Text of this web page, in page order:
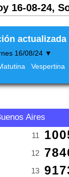
16-08-24,
16/08/24 ▼
Vespertina
Aires
11
12
13